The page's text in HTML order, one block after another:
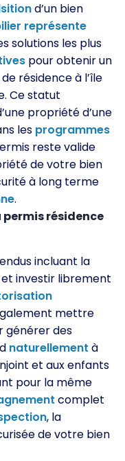
d’un bien
représente
solutions les plus
pour obtenir un
résidence à l’île
Ce statut
propriété d’une
les programmes
reste valide
de votre bien
à long terme
.
résidence
incluant la
et investir librement
mettre
générer des
naturellement à
et aux enfants
pour la même
complet
, la
de votre bien